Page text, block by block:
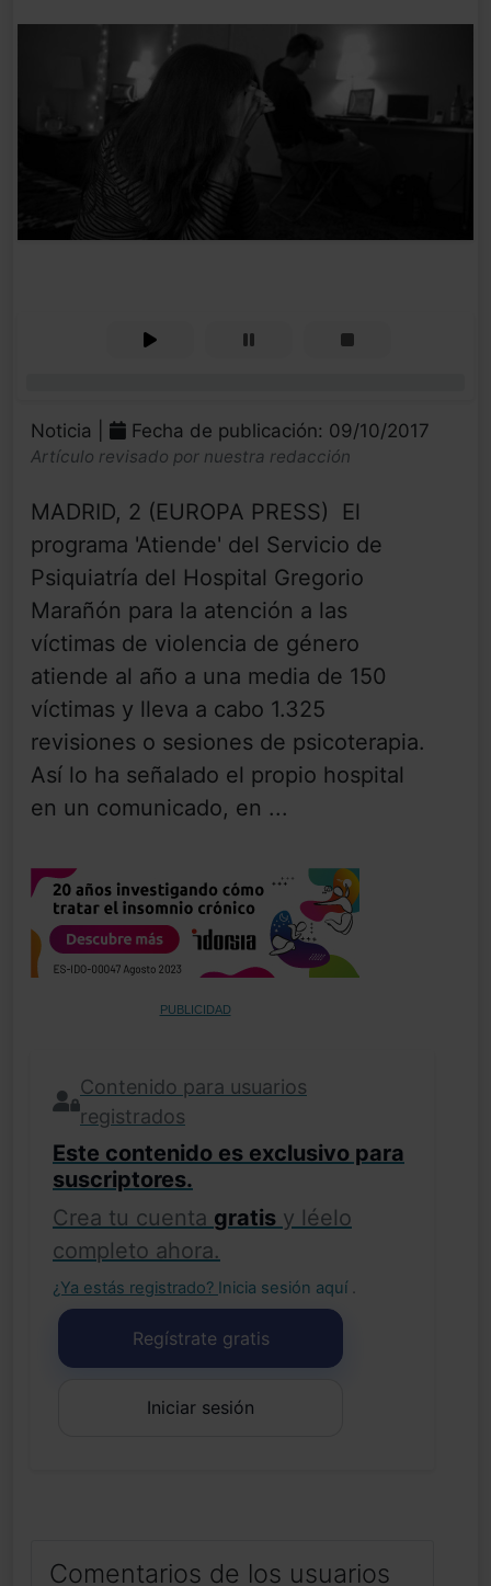
Noticia | Fecha de publicación: 09/10/2017
Artículo revisado por nuestra redacción
MADRID, 2 (EUROPA PRESS) El
programa 'Atiende' del Servicio de
Psiquiatría del Hospital Gregorio
Marañón para la atención a las
víctimas de violencia de género
atiende al año a una media de 150
víctimas y lleva a cabo 1.325
revisiones o sesiones de psicoterapia.
Así lo ha señalado el propio hospital
en un comunicado, en ...
PUBLICIDAD
Contenido para usuarios
registrados
Este contenido es exclusivo para
suscriptores.
Crea tu cuenta gratis y léelo
completo ahora.
¿Ya estás registrado? Inicia sesión aquí .
Regístrate gratis
Iniciar sesión
Comentarios de los usuarios